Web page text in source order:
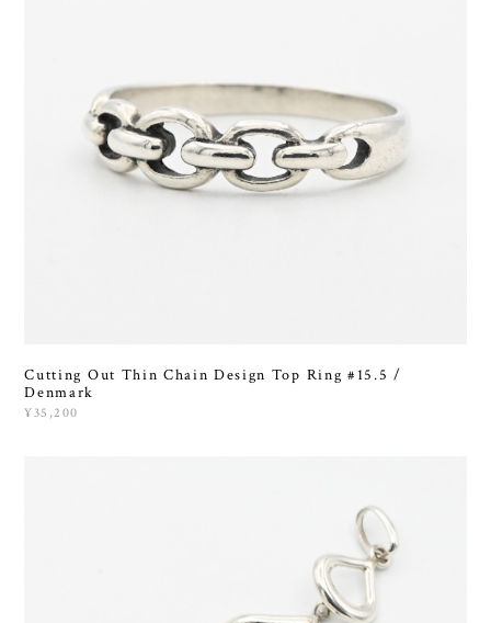
Cutting Out Thin Chain Design Top Ring #15.5 /
Denmark
¥35,200